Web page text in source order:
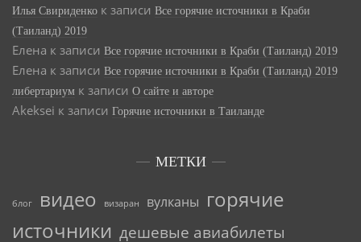
Илья Свириденко к записи Все горячие источники в Краби
(Таиланд) 2019
Елена к записи Все горячие источники в Краби (Таиланд) 2019
Елена к записи Все горячие источники в Краби (Таиланд) 2019
либертариум к записи О сайте и авторе
Akeksei к записи Горячие источники в Таиланде
МЕТКИ
блог видео визаран вулканы горячие
источники дешевые авиабилеты